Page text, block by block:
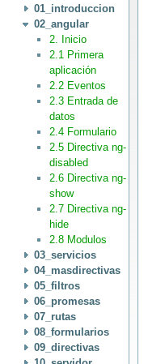
01_introduccion
02_angular
2. Inicio
2.1 Primera
aplicación
2.2 Eventos
2.3 Entrada de
datos
2.4 Formulario
2.5 Directiva ng-
disabled
2.6 Directiva ng-
show
2.7 Directiva ng-
hide
2.8 Modulos
03_servicios
04_masdirectivas
05_filtros
06_promesas
07_rutas
08_formularios
09_directivas